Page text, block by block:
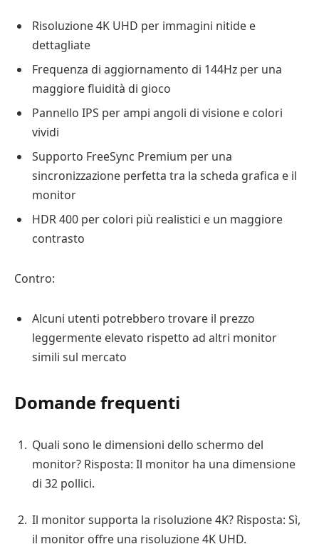
Risoluzione 4K UHD per immagini nitide e
dettagliate
Frequenza di aggiornamento di 144Hz per una
maggiore fluidità di gioco
Pannello IPS per ampi angoli di visione e colori
vividi
Supporto FreeSync Premium per una
sincronizzazione perfetta tra la scheda grafica e il
monitor
HDR 400 per colori più realistici e un maggiore
contrasto
Contro:
Alcuni utenti potrebbero trovare il prezzo
leggermente elevato rispetto ad altri monitor
simili sul mercato
Domande frequenti
Quali sono le dimensioni dello schermo del
monitor? Risposta: Il monitor ha una dimensione
di 32 pollici.
Il monitor supporta la risoluzione 4K? Risposta: Sì,
il monitor offre una risoluzione 4K UHD.